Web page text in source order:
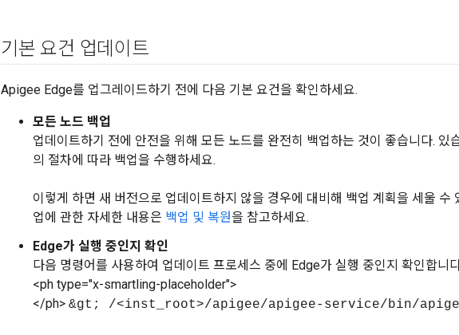
기본 요건 업데이트
Apigee Edge를 업그레이드하기 전에 다음 기본 요건을 확인하세요.
모든 노드 백업
업데이트하기 전에 안전을 위해 모든 노드를 완전히 백업하는 것이 좋습니다. 있
의 절차에 따라 백업을 수행하세요.
이렇게 하면 새 버전으로 업데이트하지 않을 경우에 대비해 백업 계획을 세울 수
업에 관한 자세한 내용은 백업 및 복원을 참고하세요.
Edge가 실행 중인지 확인
다음 명령어를 사용하여 업데이트 프로세스 중에 Edge가 실행 중인지 확인합니
<ph type="x-smartling-placeholder">
</ph> &gt; /<inst_root>/apigee/apigee-service/bin/